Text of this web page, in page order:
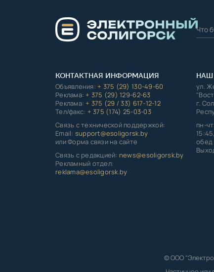
КОНТАКТНАЯ ИНФОРМАЦИЯ
Объявления:+ 375 (29) 130-49-60
Реклама:+ 375 (29) 129-62-63
Реклама:+ 375 (29 / 33) 617-12-12
Тел/факс: + 375 (174) 25-03-03
Связь с технической поддержкой:
Email: support@esoligorsk.by
или Форма связи на сайте
Связь с редакцией: news@esoligorsk.by
Рекламный отдел:
reklama@esoligorsk.by
НАШ
ул.
г.
пн-
15:45,
обед
© ООО